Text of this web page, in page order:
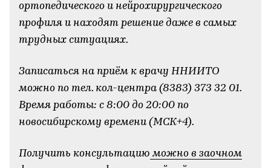
ортопедического и нейрохирургического
профиля и находят решение даже в самых
трудных ситуациях.
Записаться на приём к врачу ННИИТО
можно по тел. кол-центра (8383) 373 32 01.
Время работы: с 8:00 до 20:00 по
новосибирскому времени (МСК+4).
Получить консультацию можно в заочном